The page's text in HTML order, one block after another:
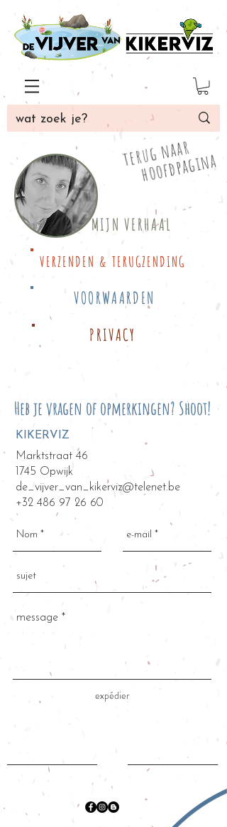
MIJN VERHAAL
terug naar
hoofdpagina
VERZENDEN & TERUGZENDING
VOORWAARDEN
PRIVACY
Heb je vragen of opmerkingen? Shoot!
KIKERVIZ
Marktstraat 46
1745 Opwijk
de_vijver_van_kikerviz@telenet.be
+32 486 97 26 60
expédier